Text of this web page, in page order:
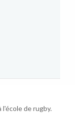
l'école de rugby.